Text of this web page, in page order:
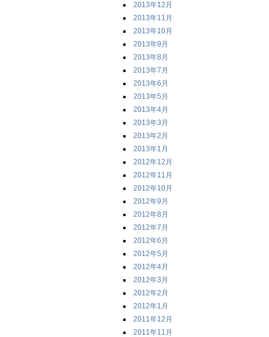
2013年12月
2013年11月
2013年10月
2013年9月
2013年8月
2013年7月
2013年6月
2013年5月
2013年4月
2013年3月
2013年2月
2013年1月
2012年12月
2012年11月
2012年10月
2012年9月
2012年8月
2012年7月
2012年6月
2012年5月
2012年4月
2012年3月
2012年2月
2012年1月
2011年12月
2011年11月